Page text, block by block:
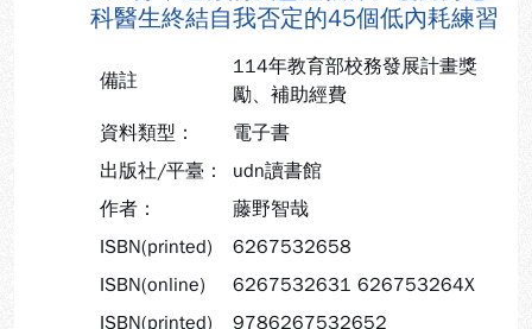
科醫生終結自我否定的45個低內耗練習
備註
114年教育部校務發展計畫獎
勵、補助經費
資料類型：
電子書
出版社/平臺：
udn讀書館
作者：
藤野智哉
ISBN(printed)
6267532658
ISBN(online)
6267532631 626753264X
ISBN(printed)
9786267532652